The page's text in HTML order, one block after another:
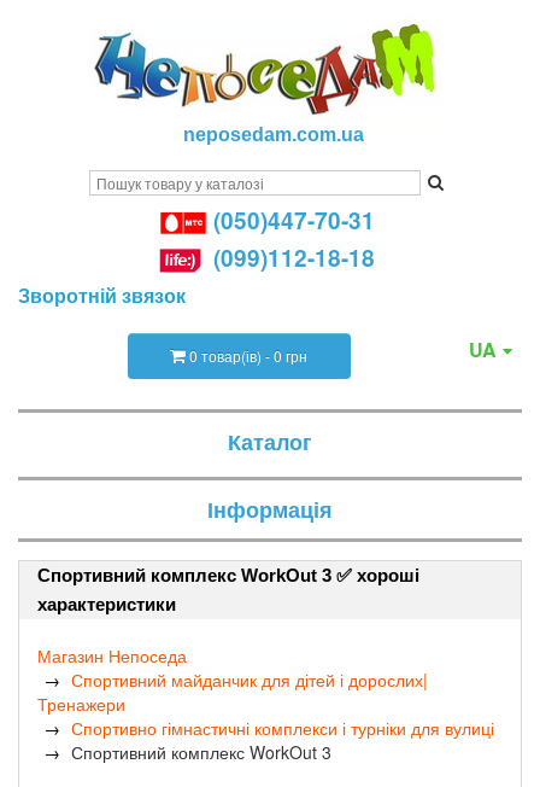
neposedam.com.ua
(050)447-70-31
(099)112-18-18
Зворотній звязок
UA
0 товар(ів) - 0 грн
Каталог
Інформація
Спортивний комплекс WorkOut 3 ✅ хороші
характеристики
Магазин Непоседа
Спортивний майданчик для дітей і дорослих|
Тренажери
Спортивно гімнастичні комплекси і турніки для вулиці
Спортивний комплекс WorkOut 3